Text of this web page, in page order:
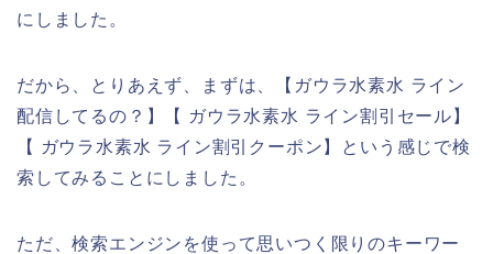
にしました。
だから、とりあえず、まずは、【ガウラ水素水 ライン
配信してるの？】【 ガウラ水素水 ライン割引セール】
【 ガウラ水素水 ライン割引クーポン】という感じで検
索してみることにしました。
ただ、検索エンジンを使って思いつく限りのキーワー